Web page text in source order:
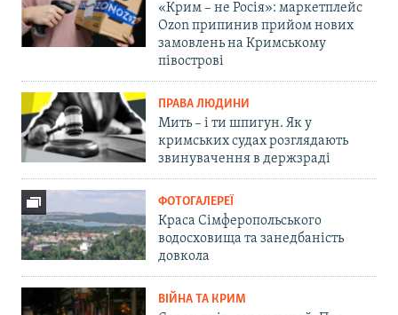
«Крим – не Росія»: маркетплейс
Ozon припинив прийом нових
замовлень на Кримському
півострові
ПРАВА ЛЮДИНИ
Мить – і ти шпигун. Як у
кримських судах розглядають
звинувачення в держзраді
ФОТОГАЛЕРЕЇ
Краса Сімферопольського
водосховища та занедбаність
довкола
ВІЙНА ТА КРИМ